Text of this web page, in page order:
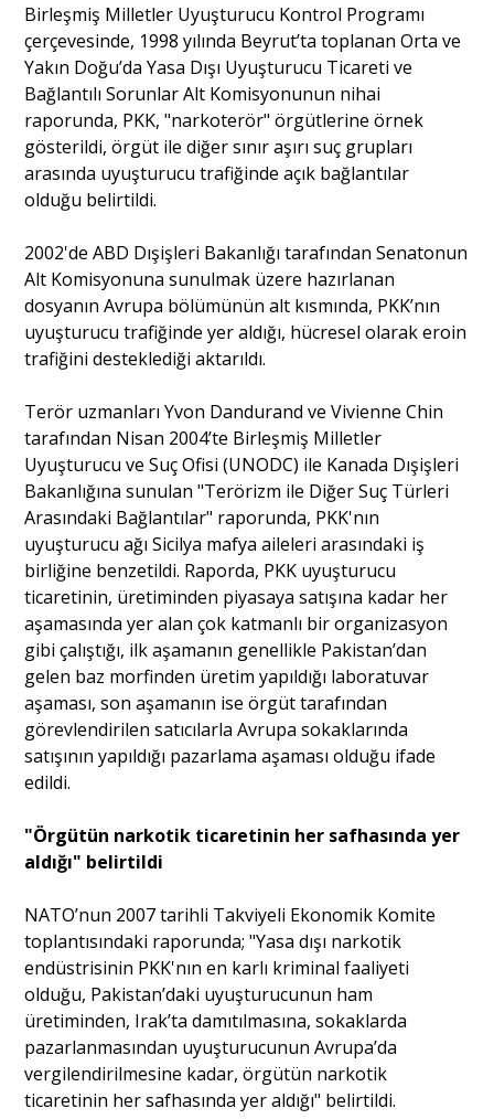
Birleşmiş Milletler Uyuşturucu Kontrol Programı
çerçevesinde, 1998 yılında Beyrut’ta toplanan Orta ve
Yakın Doğu’da Yasa Dışı Uyuşturucu Ticareti ve
Bağlantılı Sorunlar Alt Komisyonunun nihai
raporunda, PKK, "narkoterör" örgütlerine örnek
gösterildi, örgüt ile diğer sınır aşırı suç grupları
arasında uyuşturucu trafiğinde açık bağlantılar
olduğu belirtildi.
2002'de ABD Dışişleri Bakanlığı tarafından Senatonun
Alt Komisyonuna sunulmak üzere hazırlanan
dosyanın Avrupa bölümünün alt kısmında, PKK’nın
uyuşturucu trafiğinde yer aldığı, hücresel olarak eroin
trafiğini desteklediği aktarıldı.
Terör uzmanları Yvon Dandurand ve Vivienne Chin
tarafından Nisan 2004’te Birleşmiş Milletler
Uyuşturucu ve Suç Ofisi (UNODC) ile Kanada Dışişleri
Bakanlığına sunulan "Terörizm ile Diğer Suç Türleri
Arasındaki Bağlantılar" raporunda, PKK'nın
uyuşturucu ağı Sicilya mafya aileleri arasındaki iş
birliğine benzetildi. Raporda, PKK uyuşturucu
ticaretinin, üretiminden piyasaya satışına kadar her
aşamasında yer alan çok katmanlı bir organizasyon
gibi çalıştığı, ilk aşamanın genellikle Pakistan’dan
gelen baz morfinden üretim yapıldığı laboratuvar
aşaması, son aşamanın ise örgüt tarafından
görevlendirilen satıcılarla Avrupa sokaklarında
satışının yapıldığı pazarlama aşaması olduğu ifade
edildi.
"Örgütün narkotik ticaretinin her safhasında yer
aldığı" belirtildi
NATO’nun 2007 tarihli Takviyeli Ekonomik Komite
toplantısındaki raporunda; "Yasa dışı narkotik
endüstrisinin PKK'nın en karlı kriminal faaliyeti
olduğu, Pakistan’daki uyuşturucunun ham
üretiminden, Irak’ta damıtılmasına, sokaklarda
pazarlanmasından uyuşturucunun Avrupa’da
vergilendirilmesine kadar, örgütün narkotik
ticaretinin her safhasında yer aldığı" belirtildi.